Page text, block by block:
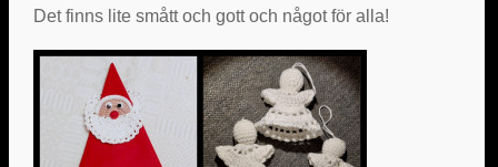
Det finns lite smått och gott och något för alla!